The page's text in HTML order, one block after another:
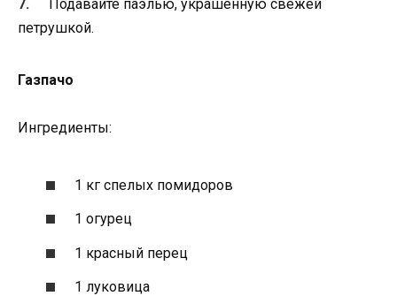
Подавайте паэлью, украшенную свежей
петрушкой.
Газпачо
Ингредиенты:
1 кг спелых помидоров
1 огурец
1 красный перец
1 луковица